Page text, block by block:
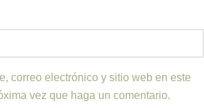
correo electrónico y sitio web en este
vez que haga un comentario.